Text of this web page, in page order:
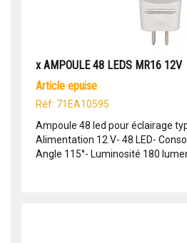
x AMPOULE 48 LEDS MR16 12V
article epuise
Réf: 71EA10595
Ampoule 48 led pour éclairage
Alimentation 12 V- 48 LED-
Angle 115°- Luminosité 180